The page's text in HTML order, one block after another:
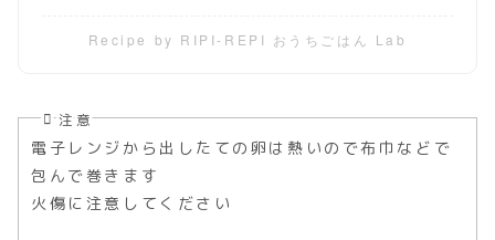
Recipe by RIPI-REPI おうちごはん Lab
注意
電子レンジから出したての卵は熱いので布巾などで
包んで巻きます
火傷に注意してください